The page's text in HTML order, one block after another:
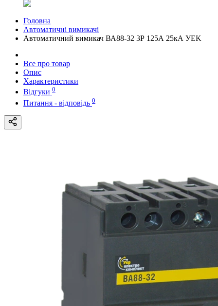
Головна
Автоматичні вимикачі
Автоматичний вимикач ВА88-32 3Р 125А 25кА УEK
Все про товар
Опис
Характеристики
Відгуки 0
Питання - відповідь 0